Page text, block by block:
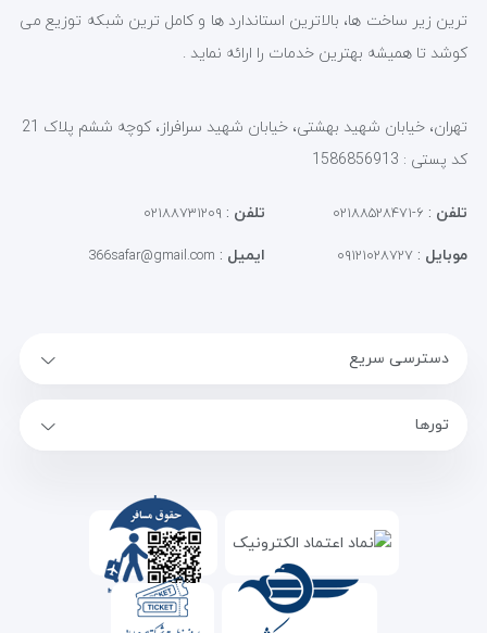
ترین زیر ساخت ها، بالاترین استاندارد ها و کامل ترین شبکه توزیع می
کوشد تا همیشه بهترین خدمات را ارائه نماید .
تهران، خیابان شهید بهشتی، خیابان شهید سرافراز، کوچه ششم پلاک 21
کد پستی : 1586856913
تلفن : ۶-۰۲۱۸۸۵۲۸۴۷۱ تلفن : ۰۲۱۸۸۷۳۱۲۰۹
موبایل : ۰۹۱۲۱۰۲۸۷۲۷ ایمیل :
366safar@gmail.com
دسترسی سریع
تورها